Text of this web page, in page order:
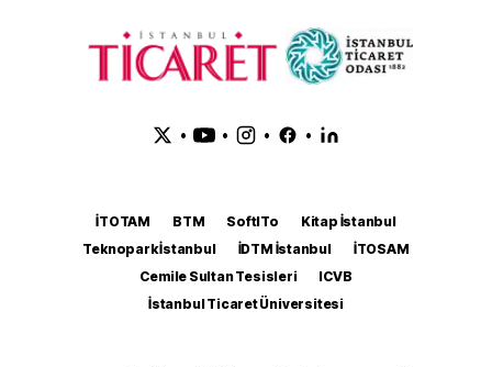
• • • •
İTOTAM BTM SoftITo
Kitap İstanbul
Teknopark İstanbul
İDTM İstanbul
İTOSAM
Cemile Sultan Tesisleri
ICVB
İstanbul Ticaret Üniversitesi